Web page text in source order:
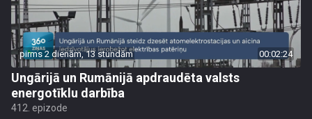
pirms 2 dienām, 13 stundām 00:02:24
Ungārijā un Rumānijā apdraudēta valsts
energotīklu darbība
412. epizode